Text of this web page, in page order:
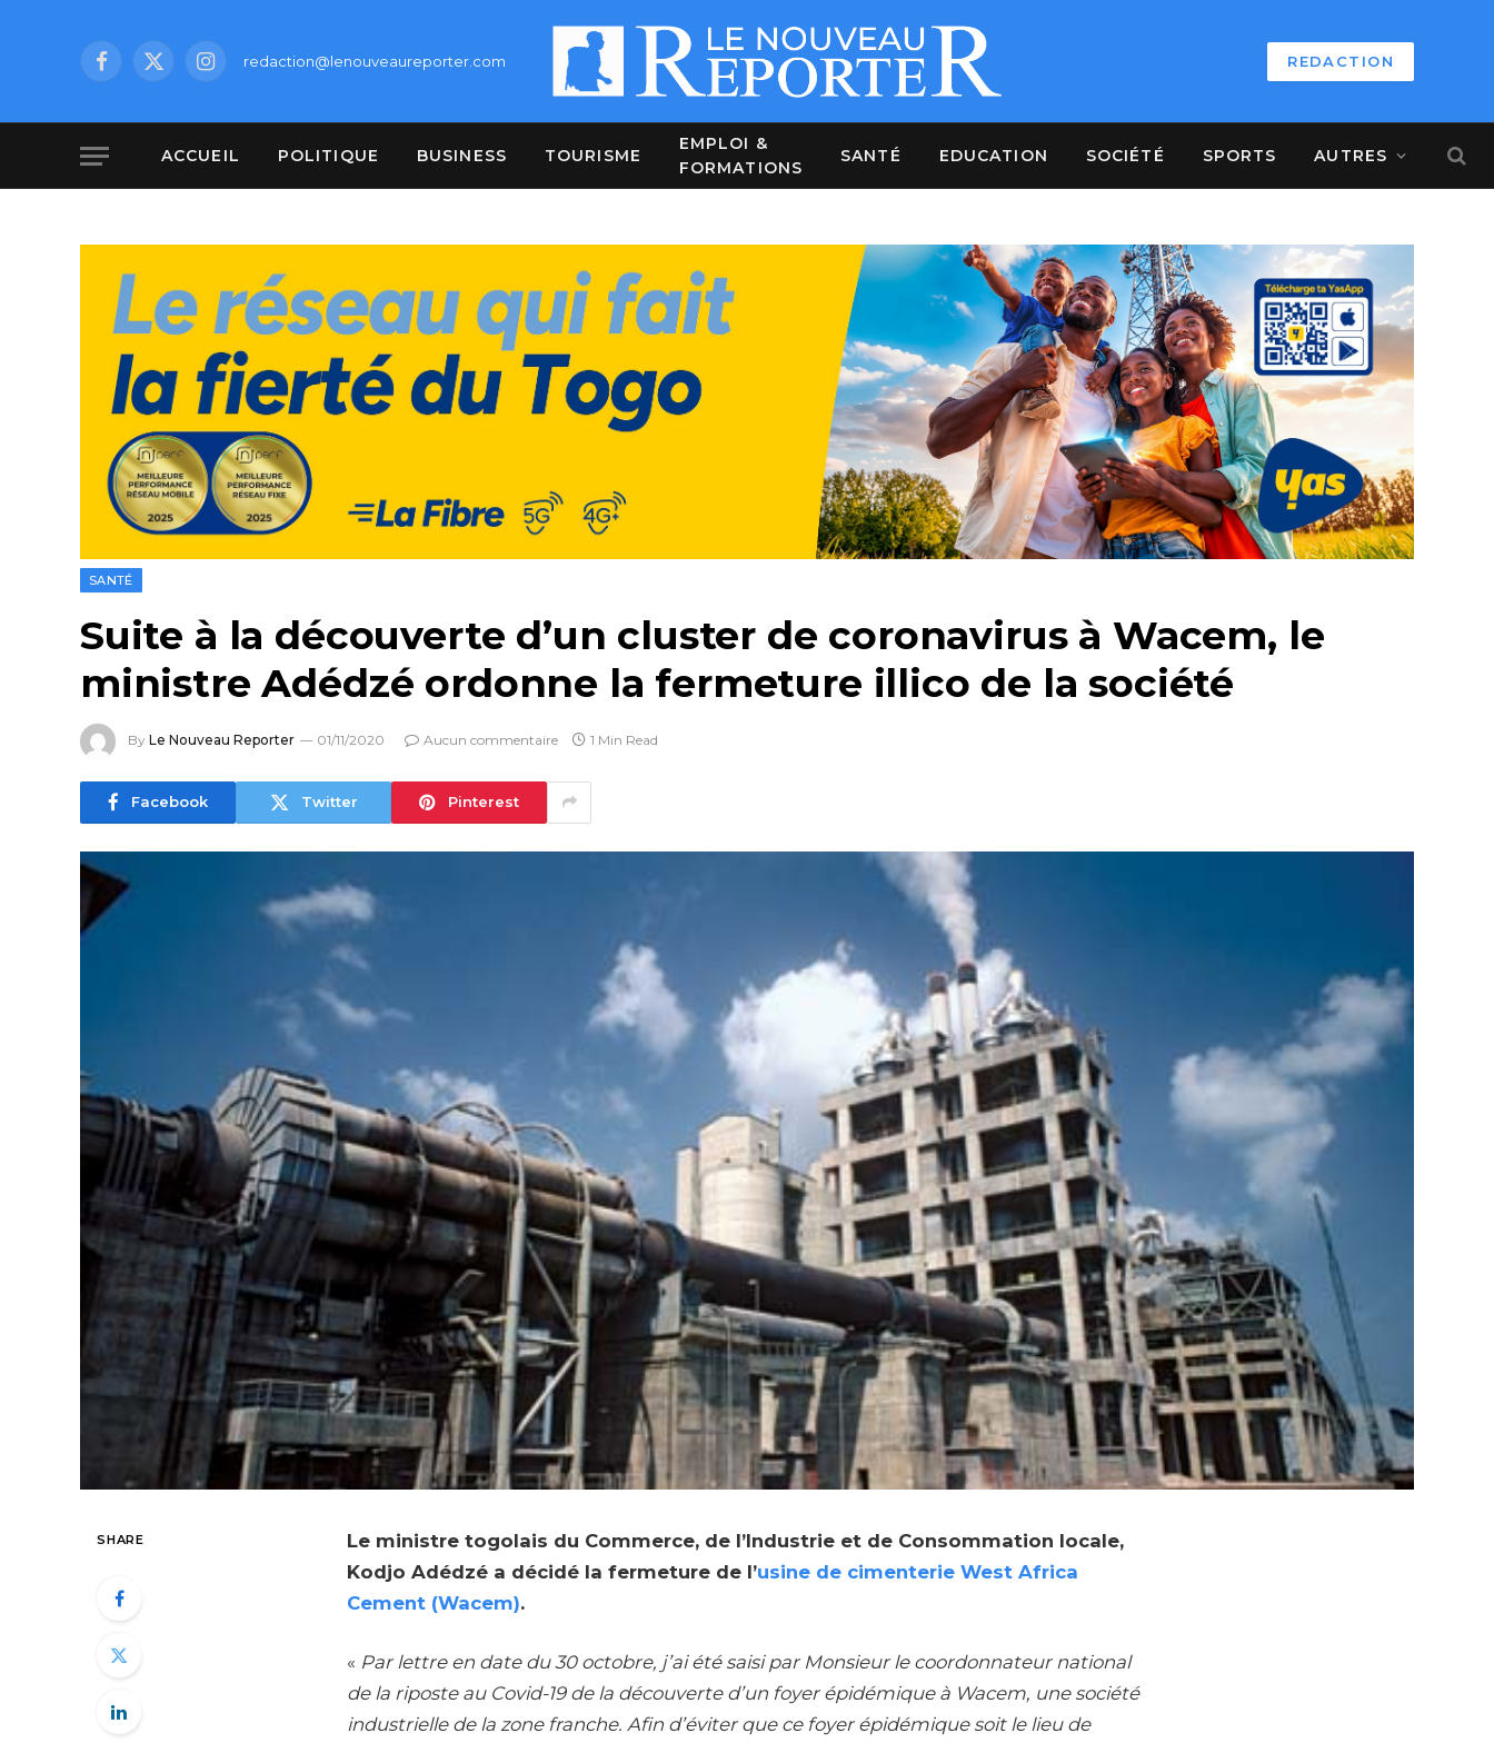
Facebook
X
Instagramredaction@lenouveaureporter.com REDACTION
ACCUEIL POLITIQUE BUSINESS TOURISME
EMPLOI &
FORMATIONS
SANTÉ EDUCATION SOCIÉTÉ SPORTS AUTRES
SANTÉ
Suite à la découverte d’un cluster de coronavirus à Wacem, le
ministre Adédzé ordonne la fermeture illico de la société
By Le Nouveau Reporter 01/11/2020 Aucun commentaire 1 Min Read
Facebook Twitter Pinterest
SHARE
Le ministre togolais du Commerce, de l’Industrie et de Consommation locale,
Kodjo Adédzé a décidé la fermeture de l’usine de cimenterie West Africa
Cement (Wacem).
« Par lettre en date du 30 octobre, j’ai été saisi par Monsieur le coordonnateur national
de la riposte au Covid-19 de la découverte d’un foyer épidémique à Wacem, une société
industrielle de la zone franche. Afin d’éviter que ce foyer épidémique soit le lieu de